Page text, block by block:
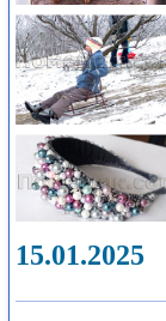
15.01.2025